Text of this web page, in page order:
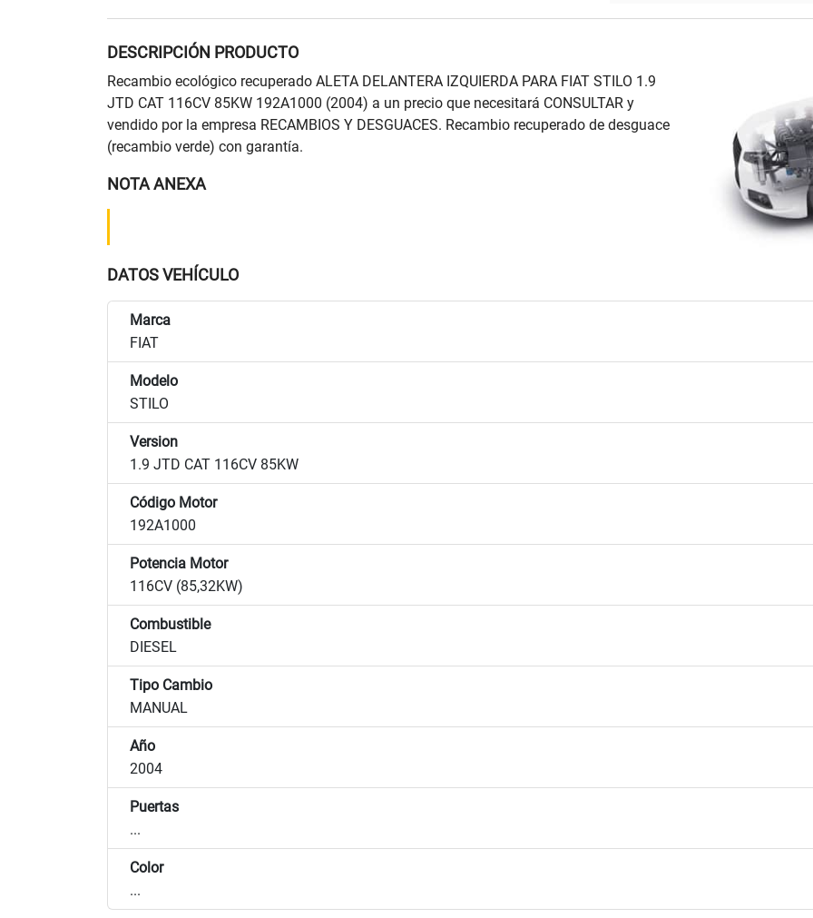
DESCRIPCIÓN PRODUCTO
Recambio ecológico recuperado ALETA DELANTERA IZQUIERDA PARA FIAT STILO 1.9
JTD CAT 116CV 85KW 192A1000 (2004) a un precio que necesitará CONSULTAR y
vendido por la empresa RECAMBIOS Y DESGUACES. Recambio recuperado de desguace
(recambio verde) con garantía.
NOTA ANEXA
DATOS VEHÍCULO
Marca
FIAT
Modelo
STILO
Version
1.9 JTD CAT 116CV 85KW
Código Motor
192A1000
Potencia Motor
116CV (85,32KW)
Combustible
DIESEL
Tipo Cambio
MANUAL
Año
2004
Puertas
...
Color
...